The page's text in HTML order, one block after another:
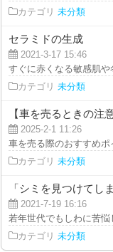
カテゴリ 未分類
セラミドの生成
2021-3-17 15:46
すぐに赤くなる敏感肌
カテゴリ 未分類
【車を売るときの注
2025-2-1 11:26
車を売る際のおすすめ
カテゴリ 未分類
「シミを見つけてし
2021-7-19 16:16
若年世代でもしわに苦
カテゴリ 未分類